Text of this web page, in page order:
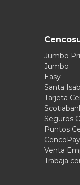
Jumbo
Jumbo
Easy
Santa
Tarjeta
Seguros
Puntos
CencoPay
Venta
Trabaja